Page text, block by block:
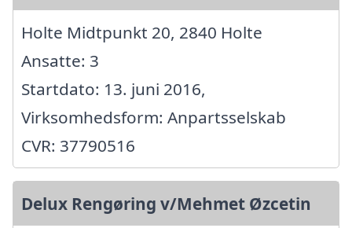
Holte Midtpunkt 20, 2840 Holte
Ansatte: 3
Startdato: 13. juni 2016,
Virksomhedsform: Anpartsselskab
CVR: 37790516
Delux Rengøring v/Mehmet Øzcetin